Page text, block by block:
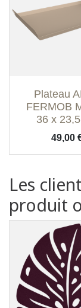
Plateau
FERMOB
36 x
Prix
49,00
Les
produit